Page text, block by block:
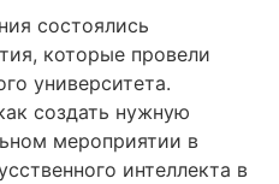
состоялись
которые провели
университета.
создать нужную
мероприятии в
интеллекта в